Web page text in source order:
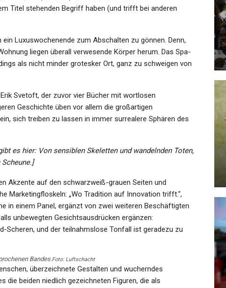
Titel stehenden Begriff haben (und trifft bei anderen
Luxuswochenende zum Abschalten zu gönnen. Denn,
liegen überall verwesende Körper herum. Das Spa-
als nicht minder grotesker Ort, ganz zu schweigen von
Svetoft, der zuvor vier Bücher mit wortlosen
Geschichte üben vor allem die großartigen
sich treiben zu lassen in immer surrealere Sphären des
es hier: Von sensiblen Skeletten und wandelnden Toten,
]
Akzente auf den schwarzweiß-grauen Seiten und
Marketingfloskeln: „Wo Tradition auf Innovation trifft.“,
in einem Panel, ergänzt von zwei weiteren Beschäftigten
unbewegten Gesichtsausdrücken ergänzen:
Scheren, und der teilnahmslose Tonfall ist geradezu zu
Bandes.Foto: Luftschacht
überzeichnete Gestalten und wucherndes
die beiden niedlich gezeichneten Figuren, die als
SPORT
Garros: Djokovic Jetzt…
Admin Jun 2, 2025
KULTUR
Die Humboldt-Brüder Zu…
Endet Im Sommer Die Endlose
Krise?